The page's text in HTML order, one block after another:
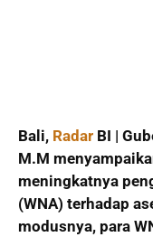
Bali, Radar BI |
M.M
meningkatnya
(WNA) terhadap
modusnya, para